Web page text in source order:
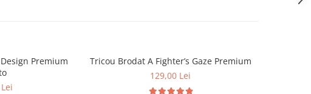
Premium
Tricou Brodat A Fighter’s Gaze Premium
129,00 Lei